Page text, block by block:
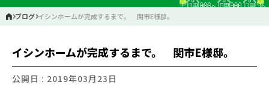
ブログ イシンホームが完成するまで。 関市E様邸。
イシンホームが完成するまで。 関市E様邸。
公開日 : 2019年03月23日